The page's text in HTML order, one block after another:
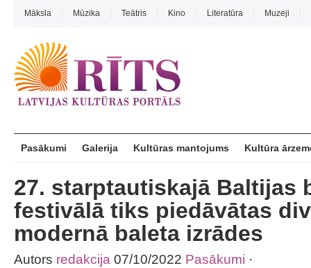
Māksla Mūzika Teātris Kino Literatūra Muzeji
Pasākumi Galerija Kultūras mantojums Kultūra
27. starptautiskajā Baltijas
festivālā tiks piedāvātas
modernā baleta izrādes
Autors redakcija 07/10/2022 Pasākumi ·